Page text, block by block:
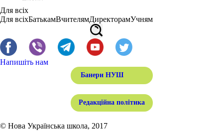
Для всіх
Для всіхБатькамВчителямДиректорамУчням
Напишіть нам
Банери НУШ
Редакційна політика
© Нова Українська школа, 2017